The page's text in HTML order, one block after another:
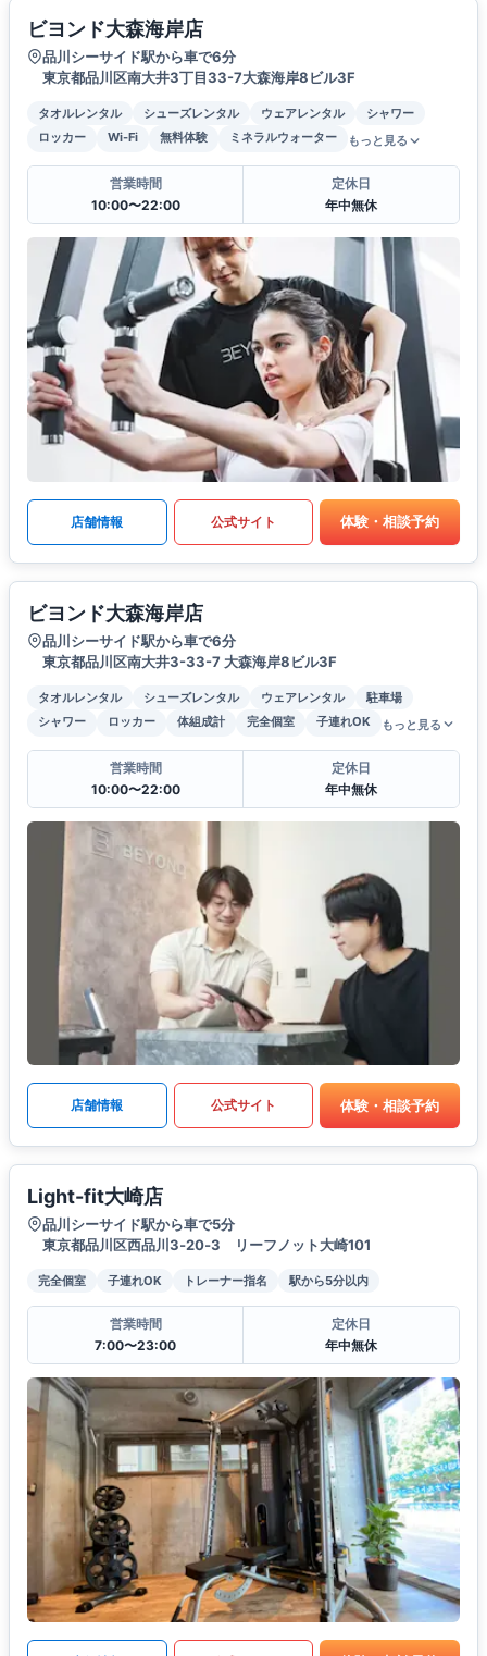
ビヨンド大森海岸店
品川シーサイド駅から車で6分
東京都品川区南大井3丁目33-7大森海岸8ビル3F
タオルレンタル シューズレンタル ウェアレンタル
シャワー
ロッカー
Wi-Fi 無料体験 ミネラルウォーター もっと見る
営業時間
10:00〜22:00
定休日
年中無休
店舗情報 公式サイト 体験・相談予約
ビヨンド大森海岸店
品川シーサイド駅から車で6分
東京都品川区南大井3-33-7 大森海岸8ビル3F
タオルレンタル シューズレンタル ウェアレンタル
駐車場
シャワー
ロッカー 体組成計 完全個室 子連れOK もっと見る
営業時間
10:00〜22:00
定休日
年中無休
店舗情報 公式サイト 体験・相談予約
Light-fit大崎店
品川シーサイド駅から車で5分
東京都品川区西品川3‐20‐3 リーフノット大崎101
完全個室 子連れOK トレーナー指名 駅から5分以内
営業時間
7:00〜23:00
定休日
年中無休